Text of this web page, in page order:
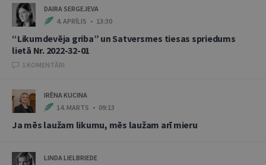
DAIRA SERGEJEVA
4. APRĪLIS • 13:30
“Likumdevēja griba” un Satversmes tiesas spriedums
lietā Nr. 2022-32-01
1 KOMENTĀRI
IRĒNA KUCINA
14. MARTS • 09:13
Ja mēs laužam likumu, mēs laužam arī mieru
LINDA LIELBRIEDE